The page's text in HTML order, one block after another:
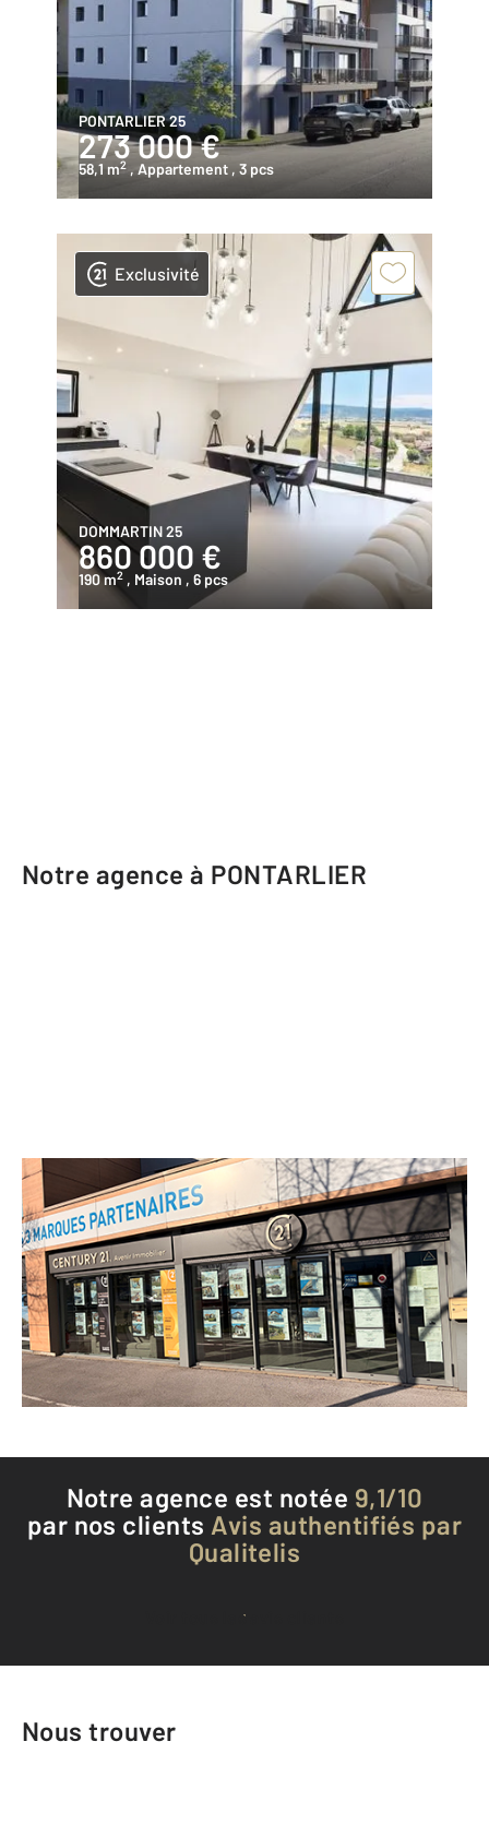
PONTARLIER 25
273 000 €
58,1 m2 , Appartement , 3 pcs
Exclusivité
DOMMARTIN 25
860 000 €
190 m2 , Maison , 6 pcs
Notre agence à PONTARLIER
CENTURY 21 Avenir Immobilier
11 rue Arthur Bourdin Les Epinettes
PONTARLIER - 25300
Envoyer un message
Téléphoner à l'agence
Notre agence est notée 9,1/10
par nos clients Avis authentifiés par
Qualitelis
Voir tous les avis clients
Nous trouver